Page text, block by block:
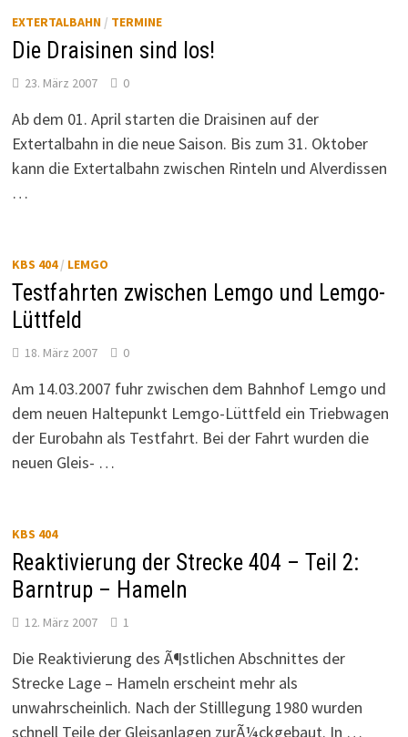
EXTERTALBAHN/ TERMINE
Die Draisinen sind los!
23. März 2007 0
Ab dem 01. April starten die Draisinen auf der
Extertalbahn in die neue Saison. Bis zum 31. Oktober
kann die Extertalbahn zwischen Rinteln und Alverdissen
…
KBS 404/ LEMGO
Testfahrten zwischen Lemgo und Lemgo-
Lüttfeld
18. März 2007 0
Am 14.03.2007 fuhr zwischen dem Bahnhof Lemgo und
dem neuen Haltepunkt Lemgo-Lüttfeld ein Triebwagen
der Eurobahn als Testfahrt. Bei der Fahrt wurden die
neuen Gleis- …
KBS 404
Reaktivierung der Strecke 404 – Teil 2:
Barntrup – Hameln
12. März 2007 1
Die Reaktivierung des Ã¶stlichen Abschnittes der
Strecke Lage – Hameln erscheint mehr als
unwahrscheinlich. Nach der Stilllegung 1980 wurden
schnell Teile der Gleisanlagen zurÃ¼ckgebaut. In …